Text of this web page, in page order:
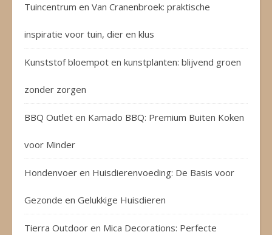
Tuincentrum en Van Cranenbroek: praktische
inspiratie voor tuin, dier en klus
Kunststof bloempot en kunstplanten: blijvend groen
zonder zorgen
BBQ Outlet en Kamado BBQ: Premium Buiten Koken
voor Minder
Hondenvoer en Huisdierenvoeding: De Basis voor
Gezonde en Gelukkige Huisdieren
Tierra Outdoor en Mica Decorations: Perfecte